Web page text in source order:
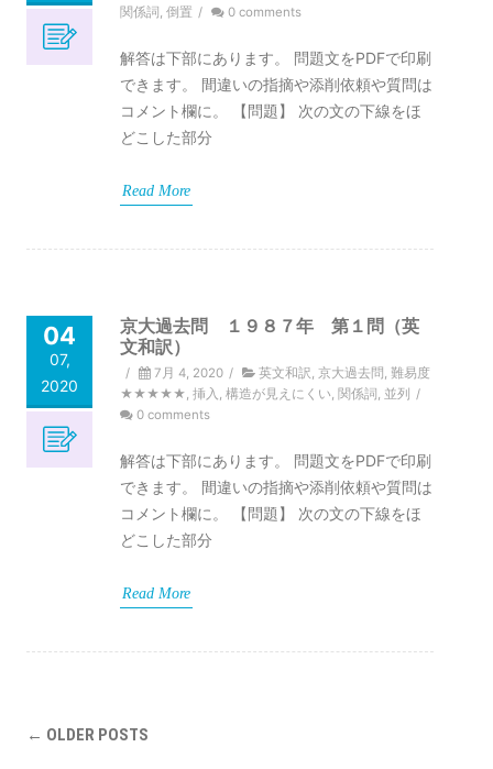
関係詞 , 倒置 / 0 comments
解答は下部にあります。 問題文をPDFで印刷
できます。 間違いの指摘や添削依頼や質問は
コメント欄に。 【問題】 次の文の下線をほ
どこした部分
Read More
04
07,
2020
京大過去問 １９８７年 第１問（英
文和訳）
/ 7月 4, 2020 / 英文和訳, 京大過去問 , 難易度
★★★★★, 挿入 , 構造が見えにくい, 関係詞 , 並列 /
0 comments
解答は下部にあります。 問題文をPDFで印刷
できます。 間違いの指摘や添削依頼や質問は
コメント欄に。 【問題】 次の文の下線をほ
どこした部分
Read More
Post
← OLDER POSTS